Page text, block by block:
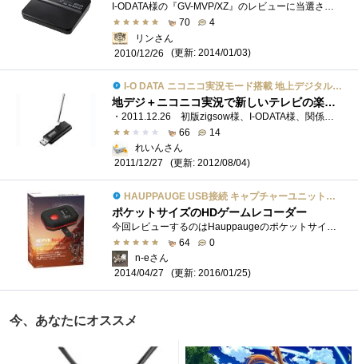
I-ODATA様の『GV-MVP/XZ』のレビューに当選させて頂きました。 I-ODATAハードウェアトランスコード搭載地上・BS・110度CSデジタル対応TVキャプチャBOXUSBG...
70
4
リンさん
2010/12/26
(更新: 2014/01/03)
I-O DATA ニコニコ実況モード搭載 地上デジタル放送対応TVキャプチャー GV-TV100
地デジ＋ニコニコ実況で新しいテレビの楽しみ方、ただし高性能パソコンに限ります
・2011.12.26 初版zigsow様、I-ODATA様、関係者の皆様、zigsowでいつもココロ熱くなるフォローしてくれるおものだちのみなさま、コメント投稿してくだ...
66
14
れいんさん
2011/12/27
(更新: 2012/08/04)
HAUPPAUGE USB接続 キャプチャーユニットHD PVR Rocket
ポケットサイズのHDゲームレコーダー
今回レビューするのはHauppaugeのポケットサイズのハイビジョンキャプチャーユニット「HDPVRRocket」です。 この製品は単体でHDMIとコンポーネント入...
64
0
n-eさん
2014/04/27
(更新: 2016/01/25)
今、あなたにオススメ